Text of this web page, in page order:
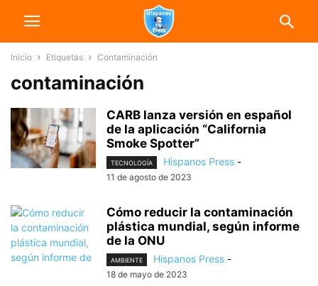
Inicio Etiquetas Contaminación
contaminación
CARB lanza versión en español
de la aplicación “California
Smoke Spotter”
TECNOLOGÍA Hispanos Press -
11 de agosto de 2023
Cómo reducir la contaminación
plástica mundial, según informe
de la ONU
AMBIENTE Hispanos Press -
18 de mayo de 2023